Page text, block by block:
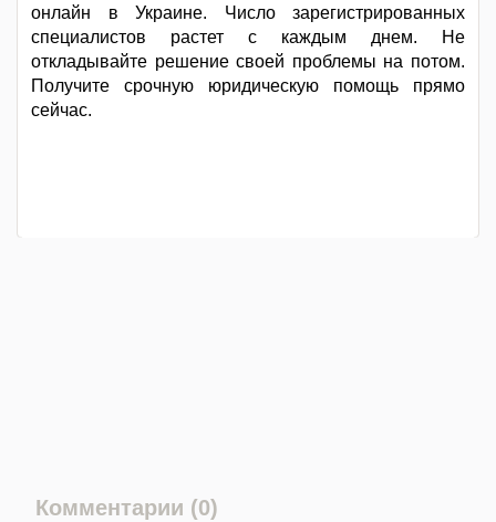
онлайн в Украине. Число зарегистрированных
специалистов растет с каждым днем. Не
откладывайте решение своей проблемы на потом.
Получите срочную юридическую помощь прямо
сейчас.
Комментарии (0)